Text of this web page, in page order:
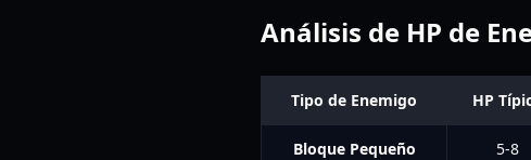
Análisis de HP de
Tipo de Enemigo HP
Bloque Pequeño 5-8